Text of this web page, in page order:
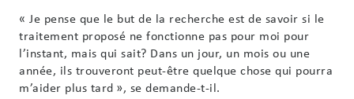
« Je pense que le but de la recherche est de savoir si le
traitement proposé ne fonctionne pas pour moi pour
l’instant, mais qui sait? Dans un jour, un mois ou une
année, ils trouveront peut-être quelque chose qui pourra
m’aider plus tard », se demande-t-il.